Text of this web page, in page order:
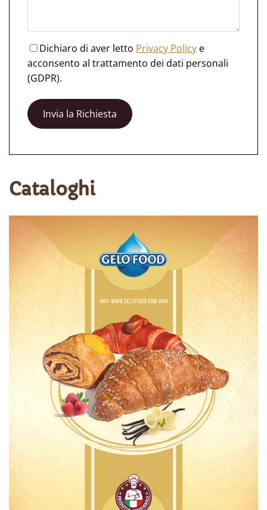
Dichiaro di aver letto Privacy Policy e
acconsento al trattamento dei dati personali
(GDPR).
Cataloghi